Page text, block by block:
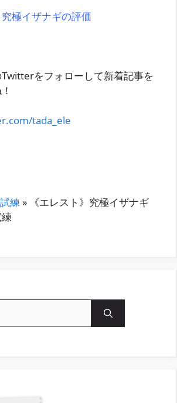
極イザナギの評価
Twitterをフォローして新着記事を
tada_ele
練 » 《エレスト》究極イザナギ